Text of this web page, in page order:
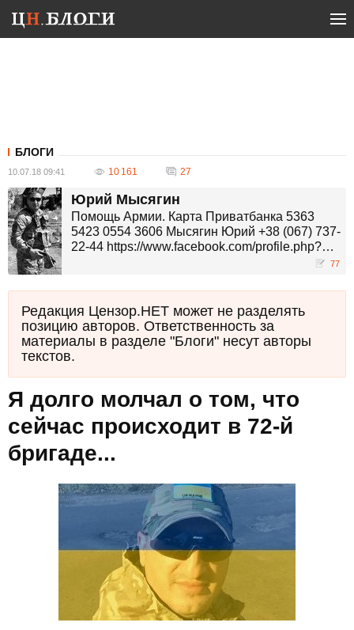
БЛОГИ
10.07.18 09:41 10 161 27
Юрий Мысягин
Помощь Армии. Карта Приватбанка 5363
5423 0554 3606 Мысягин Юрий +38 (067) 737-
22-44 https://www.facebook.com/profile.php?
77
Редакция Цензор.НЕТ может не разделять
позицию авторов. Ответственность за
материалы в разделе "Блоги" несут авторы
текстов.
Я долго молчал о том, что
сейчас происходит в 72-й
бригаде...